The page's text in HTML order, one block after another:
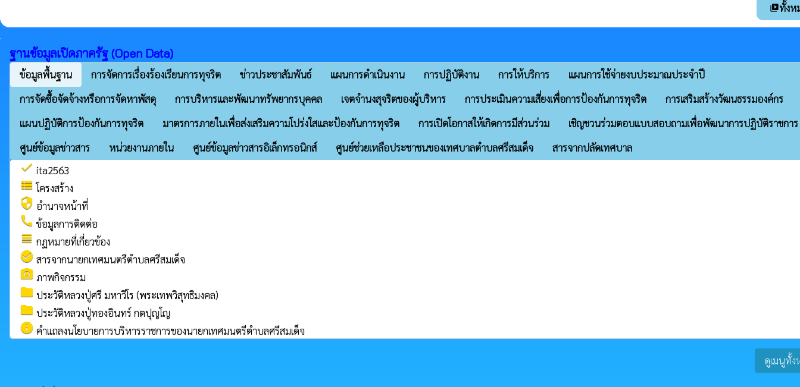
video_libraryทั้งห
ฐานข้อมูลเปิดภาครัฐ (Open Data)
ข้อมูลพื้นฐาน การจัดการเรื่องร้องเรียนการทุจริต ข่าวประชาสัมพันธ์ แผนการดำเนินงาน การปฏิบัติงาน การให้บริการ
แผนการใช้จ่ายงบประมาณประจำปี
การจัดซื้อจัดจ้างหรือการจัดหาพัสดุ
การบริหารและพัฒนาทรัพยากรบุคคล เจตจำนงสุจริตของผู้บริหาร การประเมินความเสี่ยงเพื่อการป้องกันการทุจริต
การเสริมสร้างวัฒนธรรมองค์กร
แผนปฏิบัติการป้องกันการทุจริต
มาตรการภายในเพื่อส่งเสริมความโปร่งใสและป้องกันการทุจริต การเปิดโอกาสให้เกิดการมีส่วนร่วม
เชิญชวนร่วมตอบแบบสอบถามเพื่อพัฒนาการปฏิบัติราชการ
ศูนย์ข้อมูลข่าวสาร
หน่วยงานภายใน ศูนย์ข้อมูลข่าวสารอิเล็กทรอนิกส์ ศูนย์ช่วยเหลือประชาชนของเทศบาลตำบลศรีสมเด็จ สารจากปลัดเทศบาล
check ita2563
view_list โครงสร้าง
security อำนาจหน้าที่
call ข้อมูลการติดต่อ
view_headline กฏหมายที่เกี่ยวข้อง
check_circle สารจากนายกเทศมนตรีตำบลศรีสมเด็จ
camera_alt ภาพกิจกรรม
folder ประวัติหลวงปู่ศรี มหาวีโร (พระเทพวิสุทธิมงคล)
folder ประวัติหลวงปู่ทองอินทร์ กตปุญโญ
info คำแถลงนโยบายการบริหารราชการของนายกเทศมนตรีตำบลศรีสมเด็จ
ดูเมนูทั้